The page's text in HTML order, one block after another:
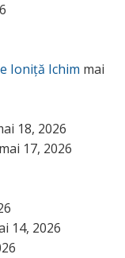
Ioniță Ichim mai
18, 2026
mai 17, 2026
14, 2026